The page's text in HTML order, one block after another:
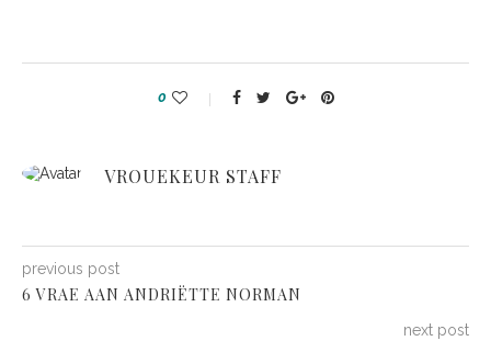
0
VROUEKEUR STAFF
previous post
6 VRAE AAN ANDRIËTTE NORMAN
next post